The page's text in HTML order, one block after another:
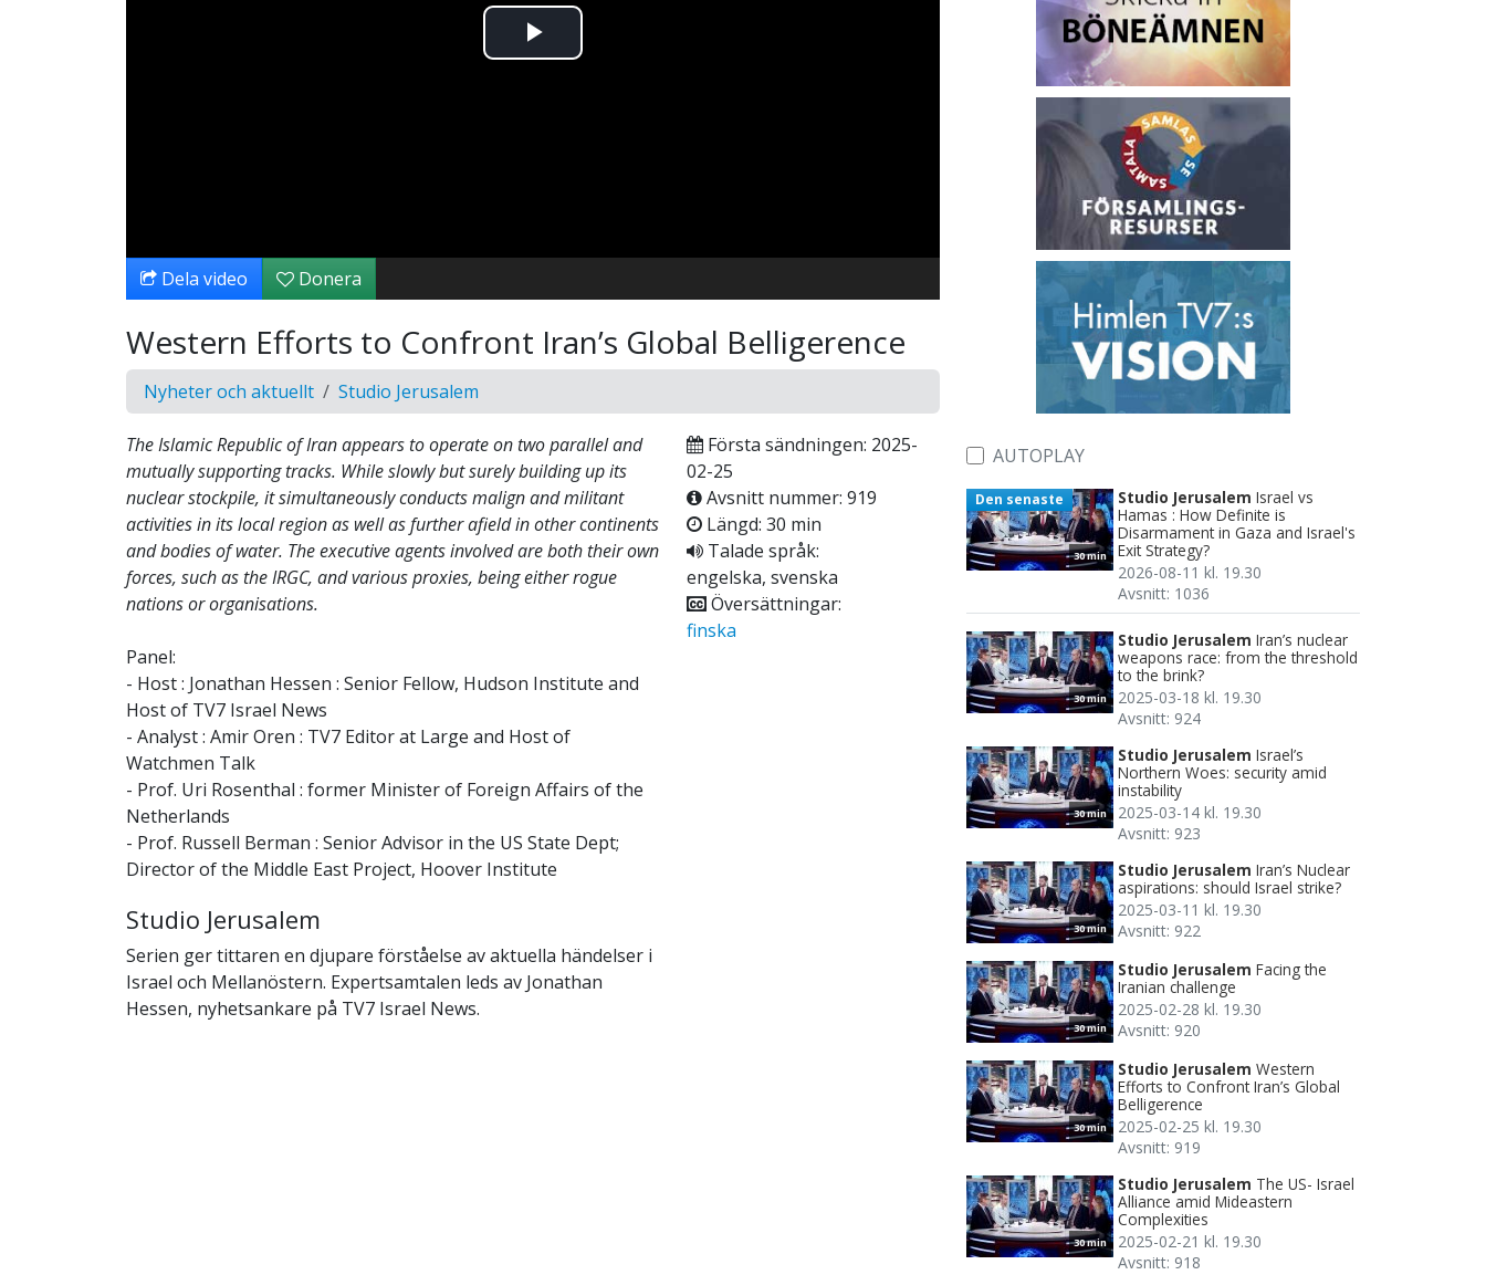
Spela
Dela video Donera
Western Efforts to Confront Iran’s Global Belligerence
Nyheter och aktuellt Studio Jerusalem
The Islamic Republic of Iran appears to operate on two parallel and
mutually supporting tracks. While slowly but surely building up its
nuclear stockpile, it simultaneously conducts malign and militant
activities in its local region as well as further afield in other continents
and bodies of water. The executive agents involved are both their own
forces, such as the IRGC, and various proxies, being either rogue
nations or organisations.
Panel:
- Host : Jonathan Hessen : Senior Fellow, Hudson Institute and
Host of TV7 Israel News
- Analyst : Amir Oren : TV7 Editor at Large and Host of
Watchmen Talk
- Prof. Uri Rosenthal : former Minister of Foreign Affairs of the
Netherlands
- Prof. Russell Berman : Senior Advisor in the US State Dept;
Director of the Middle East Project, Hoover Institute
Studio Jerusalem
Serien ger tittaren en djupare förståelse av aktuella händelser i
Israel och Mellanöstern. Expertsamtalen leds av Jonathan
Hessen, nyhetsankare på TV7 Israel News.
Första sändningen: 2025-
02-25
Avsnitt nummer: 919
Längd: 30 min
Talade språk:
engelska, svenska
Översättningar:
finska
AUTOPLAY
30 min
Den senaste Studio Jerusalem Israel vs
Hamas : How Definite is
Disarmament in Gaza and Israel's
Exit Strategy?
2026-08-11 kl. 19.30
Avsnitt: 1036
30 min
Studio Jerusalem Iran’s nuclear
weapons race: from the threshold
to the brink?
2025-03-18 kl. 19.30
Avsnitt: 924
30 min
Studio Jerusalem Israel’s
Northern Woes: security amid
instability
2025-03-14 kl. 19.30
Avsnitt: 923
30 min
Studio Jerusalem Iran’s Nuclear
aspirations: should Israel strike?
2025-03-11 kl. 19.30
Avsnitt: 922
30 min
Studio Jerusalem Facing the
Iranian challenge
2025-02-28 kl. 19.30
Avsnitt: 920
30 min
Studio Jerusalem Western
Efforts to Confront Iran’s Global
Belligerence
2025-02-25 kl. 19.30
Avsnitt: 919
30 min
Studio Jerusalem The US- Israel
Alliance amid Mideastern
Complexities
2025-02-21 kl. 19.30
Avsnitt: 918